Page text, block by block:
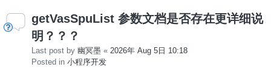
getVasSpuList 参数文档是否存在更详细说
明？？？
Last post by 幽冥墨 « 2026年 Aug 5日 10:18
Posted in 小程序开发